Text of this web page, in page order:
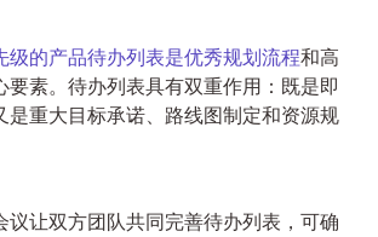
级的产品待办列表是优秀规划流程和高
要素。待办列表具有双重作用：既是即
是重大目标承诺、路线图制定和资源规
议让双方团队共同完善待办列表，可确